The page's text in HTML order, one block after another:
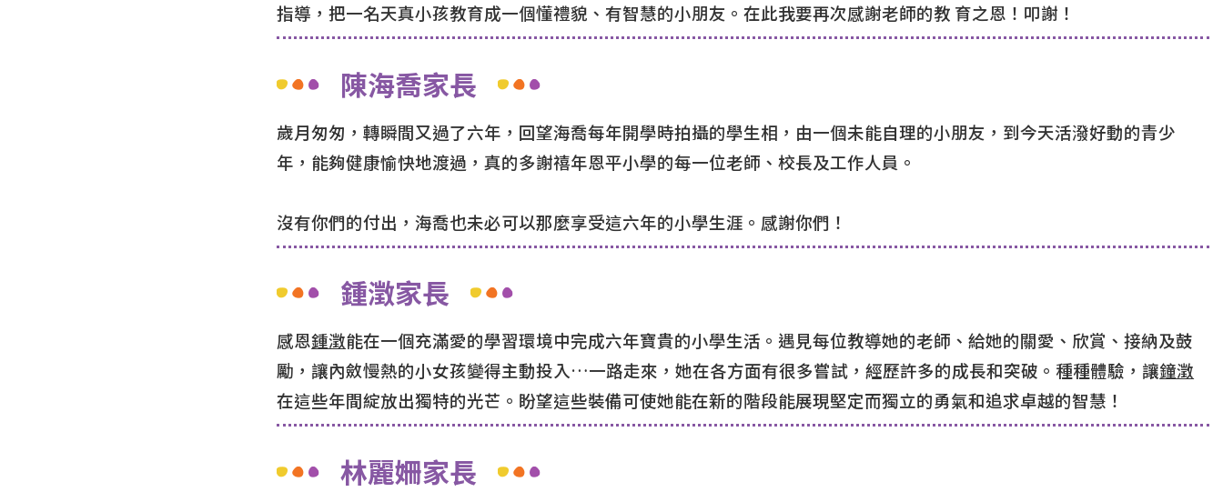
指導，把一名天真小孩教育成一個懂禮貌、有智慧的小朋友。在此我要再次感謝老師的教 育之恩！叩謝！
陳海喬家長
歲月匆匆，轉瞬間又過了六年，回望海喬每年開學時拍攝的學生相，由一個未能自理的小朋友，到今天活潑好動的青少
年，能夠健康愉快地渡過，真的多謝禧年恩平小學的每一位老師、校長及工作人員。
沒有你們的付出，海喬也未必可以那麼享受這六年的小學生涯。感謝你們！
鍾澂家長
感恩鍾澂能在一個充滿愛的學習環境中完成六年寶貴的小學生活。遇見每位教導她的老師、給她的關愛、欣賞、接納及鼓
勵，讓內斂慢熱的小女孩變得主動投入…一路走來，她在各方面有很多嘗試，經歷許多的成長和突破。種種體驗，讓鐘澂
在這些年間綻放出獨特的光芒。盼望這些裝備可使她能在新的階段能展現堅定而獨立的勇氣和追求卓越的智慧！
林麗姍家長